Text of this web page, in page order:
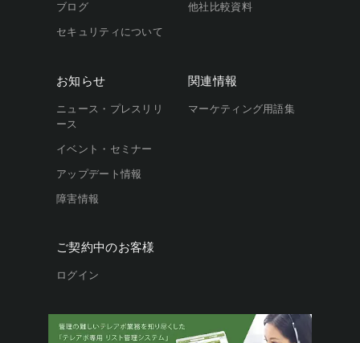
ブログ
セキュリティについて
他社比較資料
お知らせ
ニュース・プレスリリ
ース
イベント・セミナー
アップデート情報
障害情報
関連情報
マーケティング用語集
ご契約中のお客様
ログイン